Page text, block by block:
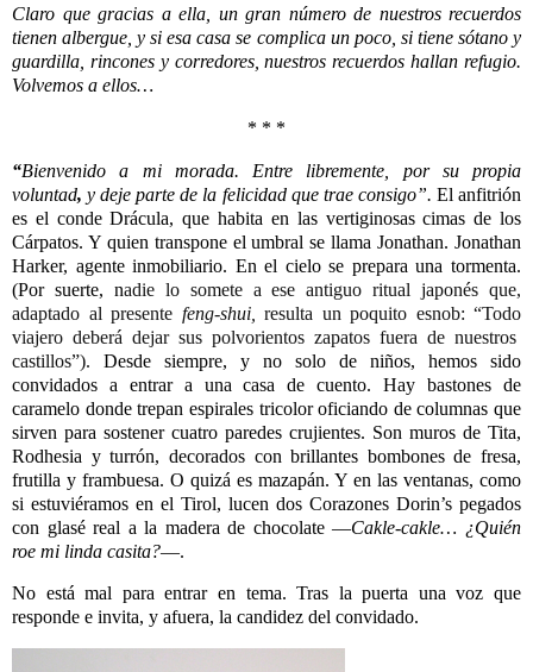
Claro que gracias a ella, un gran número de nuestros recuerdos
tienen albergue, y si esa casa se complica un poco, si tiene sótano y
guardilla, rincones y corredores, nuestros recuerdos hallan refugio.
Volvemos a ellos…
* * *
“Bienvenido a mi morada. Entre libremente, por su propia
voluntad,y deje parte de la felicidad que trae consigo”. El anfitrión
es el conde Drácula, que habita en las vertiginosas cimas de los
Cárpatos. Y quien transpone el umbralse llamaJonathan. Jonathan
Harker, agente inmobiliario. En el cielo se prepara una tormenta.
(Por suerte, nadie lo somete a ese antiguo ritual japonés que,
adaptado al presente feng-shui, resulta un poquito esnob: “Todo
viajero deberá dejar sus polvorientos zapatos fuera de nuestros
castillos”). Desde siempre, y no solo de niños, hemos sido
convidados a entrar a una casa de cuento. Hay bastones de
caramelo donde trepan espirales tricolor oficiando de columnas que
sirven para sostener cuatro paredes crujientes. Son muros de Tita,
Rodhesia y turrón, decorados con brillantes bombones de fresa,
frutilla y frambuesa. O quizá es mazapán. Y en las ventanas, como
si estuviéramos en el Tirol, lucen dos Corazones Dorin’s pegados
con glasé real a la madera de chocolate—Cakle-cakle… ¿Quién
roe mi linda casita?—.
No está mal para entrar en tema. Tras la puerta una voz que
responde e invita, y afuera, la candidez del convidado.